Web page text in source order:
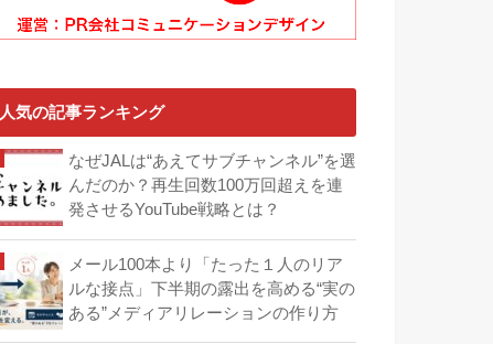
人気の記事ランキング
なぜJALは“あえてサブチャンネル”を選
んだのか？再生回数100万回超えを連
発させるYouTube戦略とは？
メール100本より「たった１人のリア
ルな接点」下半期の露出を高める“実の
ある”メディアリレーションの作り方